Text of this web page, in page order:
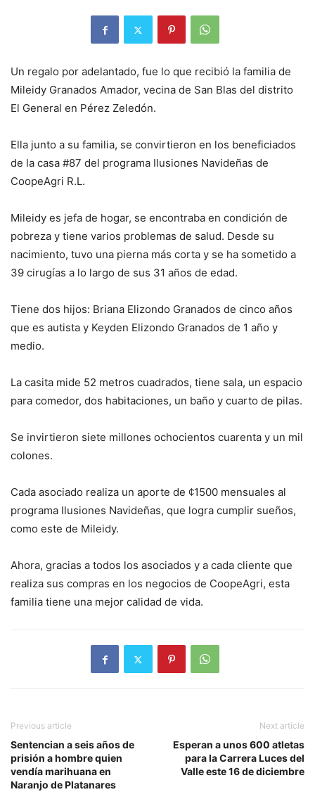
Un regalo por adelantado, fue lo que recibió la familia de
Mileidy Granados Amador, vecina de San Blas del distrito
El General en Pérez Zeledón.
Ella junto a su familia, se convirtieron en los beneficiados
de la casa #87 del programa Ilusiones Navideñas de
CoopeAgri R.L.
Mileidy es jefa de hogar, se encontraba en condición de
pobreza y tiene varios problemas de salud. Desde su
nacimiento, tuvo una pierna más corta y se ha sometido a
39 cirugías a lo largo de sus 31 años de edad.
Tiene dos hijos: Briana Elizondo Granados de cinco años
que es autista y Keyden Elizondo Granados de 1 año y
medio.
La casita mide 52 metros cuadrados, tiene sala, un espacio
para comedor, dos habitaciones, un baño y cuarto de pilas.
Se invirtieron siete millones ochocientos cuarenta y un mil
colones.
Cada asociado realiza un aporte de ¢1500 mensuales al
programa Ilusiones Navideñas, que logra cumplir sueños,
como este de Mileidy.
Ahora, gracias a todos los asociados y a cada cliente que
realiza sus compras en los negocios de CoopeAgri, esta
familia tiene una mejor calidad de vida.
Previous article
Sentencian a seis años de
prisión a hombre quien
vendía marihuana en
Naranjo de Platanares
Next article
Esperan a unos 600 atletas
para la Carrera Luces del
Valle este 16 de diciembre